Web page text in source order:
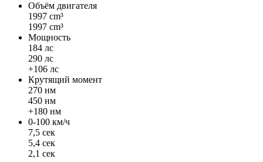
Объём двигателя
1997 cm³
1997 cm³
Мощность
184 лс
290 лс
+106 лс
Крутящий момент
270 нм
450 нм
+180 нм
0-100 км/ч
7,5 сек
5,4 сек
2,1 сек